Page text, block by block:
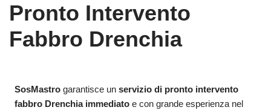
Pronto Intervento
Fabbro Drenchia
SosMastro garantisce unservizio di pronto intervento
fabbro Drenchia immediato e con grande esperienza nel